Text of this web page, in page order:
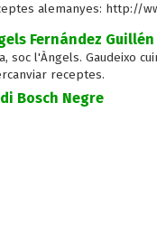
alemanyes: http://
Fernández Guillén
soc l'Àngels. Gaudeixo
receptes.
Bosch Negre